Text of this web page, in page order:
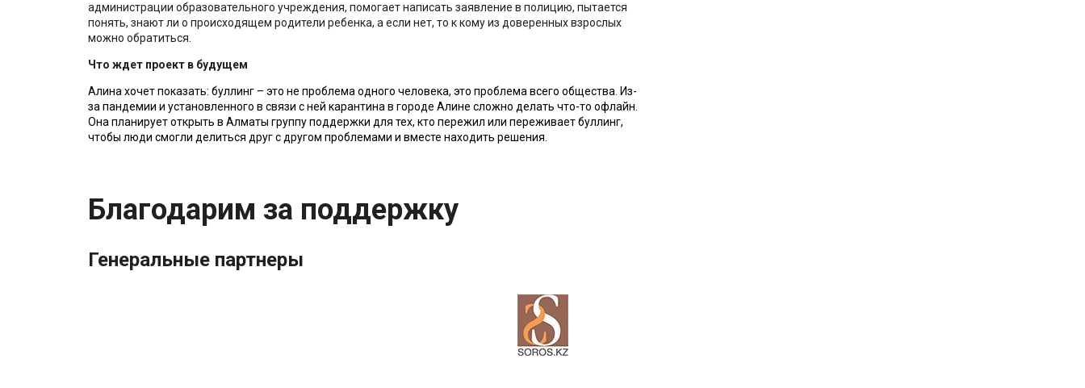
администрации образовательного учреждения, помогает написать заявление в полицию, пытается
понять, знают ли о происходящем родители ребенка, а если нет, то к кому из доверенных взрослых
можно обратиться.
Что ждет проект в будущем
Алина хочет показать: буллинг – это не проблема одного человека, это проблема всего общества. Из-
за пандемии и установленного в связи с ней карантина в городе Алине сложно делать что-то офлайн.
Она планирует открыть в Алматы группу поддержки для тех, кто пережил или переживает буллинг,
чтобы люди смогли делиться друг с другом проблемами и вместе находить решения.
Благодарим за поддержку
Генеральные партнеры